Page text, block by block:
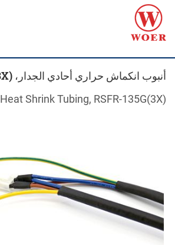
أنبوب انكماش حراري أحادي الجدار، RSFR-135G(3X)
Shrink Tubing, RSFR-135G(3X)